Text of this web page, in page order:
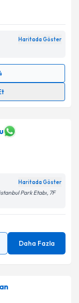
Aydınlatma
Haritada Göster
e-posta ile
belirtilen
Haritada Göster
Park Etabı, 7F
Daha Fazla